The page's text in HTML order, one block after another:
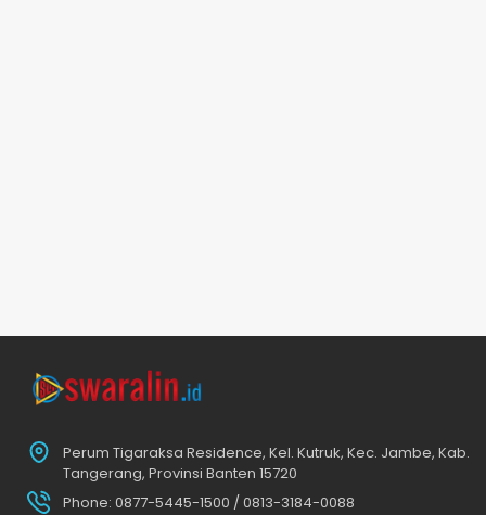
Perum Tigaraksa Residence, Kel. Kutruk, Kec. Jambe, Kab.
Tangerang, Provinsi Banten 15720
Phone: 0877-5445-1500 / 0813-3184-0088